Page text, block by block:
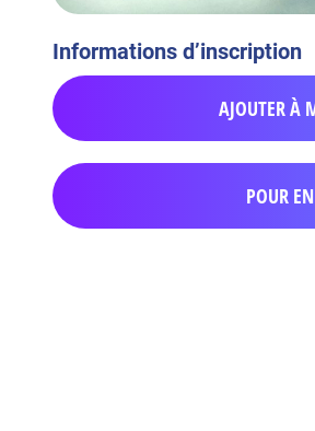
Informations d’inscription
AJOUTER À
POUR